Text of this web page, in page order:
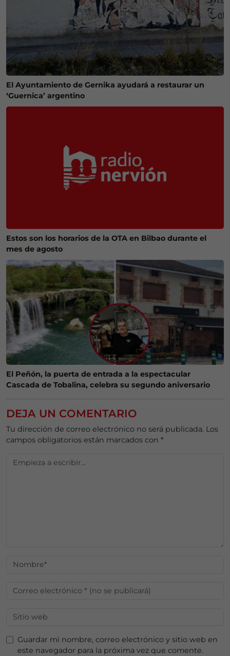
El Ayuntamiento de Gernika ayudará a restaurar un
‘Guernica’ argentino
Estos son los horarios de la OTA en Bilbao durante el
mes de agosto
El Peñón, la puerta de entrada a la espectacular
Cascada de Tobalina, celebra su segundo aniversario
DEJA UN COMENTARIO
Tu dirección de correo electrónico no será publicada. Los
campos obligatorios están marcados con *
Guardar mi nombre, correo electrónico y sitio web en
este navegador para la próxima vez que comente.